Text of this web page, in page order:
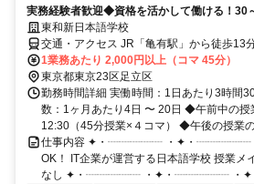
実務経験者歓迎◆資格を活かして働ける！30
東和新日本語学校
交通・アクセス JR「亀有駅」から徒歩13
1業務あたり 2,000円以上（コマ 45分）
東京都東京23区足立区
勤務時間詳細 実働時間：1日あたり3時間
数：1ヶ月あたり4日 〜 20日 ◆午前中の授
12:30（45分授業×４コマ） ◆午後の授業の
仕事内容 ✦・┈┈┈┈┈ ・✦・┈┈┈┈┈ ・
OK！ IT企業が運営する日本語学校 授業メ
なし ✦・┈┈┈┈┈ ・✦・┈┈┈┈┈ ・✦ ✅